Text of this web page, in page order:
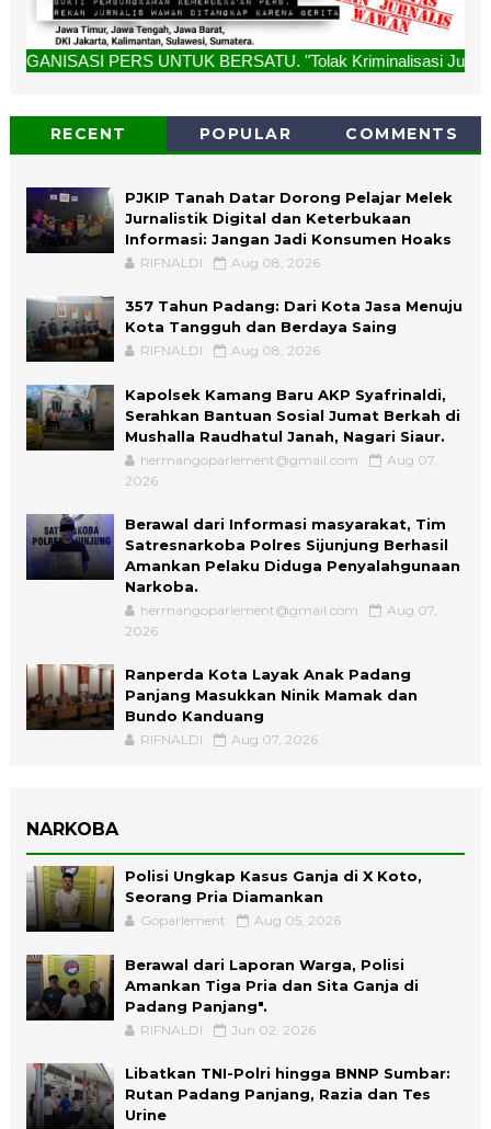
PERS UNTUK BERSATU. "Tolak Kriminalisasi Jurnalis, Rekan
RECENT POPULAR COMMENTS
PJKIP Tanah Datar Dorong Pelajar Melek
Jurnalistik Digital dan Keterbukaan
Informasi: Jangan Jadi Konsumen Hoaks
RIFNALDI Aug 08, 2026
357 Tahun Padang: Dari Kota Jasa Menuju
Kota Tangguh dan Berdaya Saing
RIFNALDI Aug 08, 2026
Kapolsek Kamang Baru AKP Syafrinaldi,
Serahkan Bantuan Sosial Jumat Berkah di
Mushalla Raudhatul Janah, Nagari Siaur.
hermangoparlement@gmail.com
Aug 07,
2026
Berawal dari Informasi masyarakat, Tim
Satresnarkoba Polres Sijunjung Berhasil
Amankan Pelaku Diduga Penyalahgunaan
Narkoba.
hermangoparlement@gmail.com
Aug 07,
2026
Ranperda Kota Layak Anak Padang
Panjang Masukkan Ninik Mamak dan
Bundo Kanduang
RIFNALDI Aug 07, 2026
NARKOBA
Polisi Ungkap Kasus Ganja di X Koto,
Seorang Pria Diamankan
Goparlement Aug 05, 2026
Berawal dari Laporan Warga, Polisi
Amankan Tiga Pria dan Sita Ganja di
Padang Panjang".
RIFNALDI Jun 02, 2026
Libatkan TNI-Polri hingga BNNP Sumbar:
Rutan Padang Panjang, Razia dan Tes
Urine